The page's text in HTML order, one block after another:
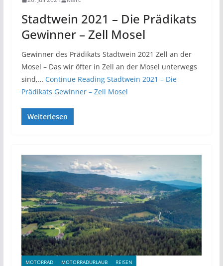
Stadtwein 2021 – Die Prädikats
Gewinner – Zell Mosel
Gewinner des Prädikats Stadtwein 2021 Zell an der
Mosel – Das wir öfter in Zell an der Mosel unterwegs
sind,… Continue ReadingStadtwein 2021 – Die
Prädikats Gewinner – Zell Mosel
Weiterlesen
MOTORRAD MOTORRADURLAUB REISEN